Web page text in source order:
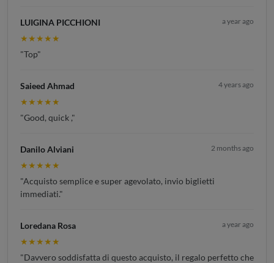
LUIGINA PICCHIONI a year ago
★★★★★
"Top"
Saieed Ahmad 4 years ago
★★★★★
"Good, quick ,"
Danilo Alviani 2 months ago
★★★★★
"Acquisto semplice e super agevolato, invio biglietti
immediati."
Loredana Rosa a year ago
★★★★★
"Davvero soddisfatta di questo acquisto, il regalo perfetto che